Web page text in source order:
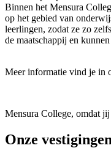
Binnen het Mensura
op het gebied van
leerlingen, zodat ze zo
de maatschappij en
Meer informatie vind je in
Mensura College, omdat
Onze vestigingen